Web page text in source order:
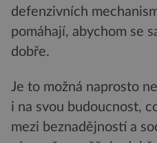
defenzivních
pomáhají, abychom se
dobře.
Je to možná naprosto
i na svou budoucnost,
mezi beznadějností a